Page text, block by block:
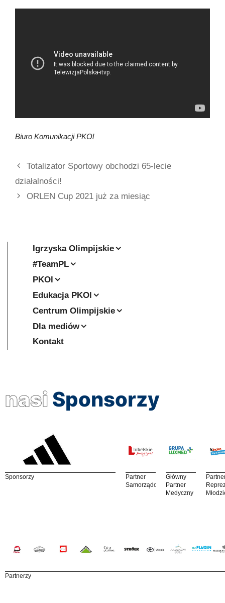
Biuro Komunikacji PKOl
Totalizator Sportowy obchodzi 65-lecie
działalności!
ORLEN Cup 2021 już za miesiąc
Igrzyska Olimpijskie
#TeamPL
PKOl
Edukacja PKOl
Centrum Olimpijskie
Dla mediów
Kontakt
nasi Sponsorzy
Sponsorzy
Partner
Samorządowy
Główny
Partner
Medyczny
Partnerzy